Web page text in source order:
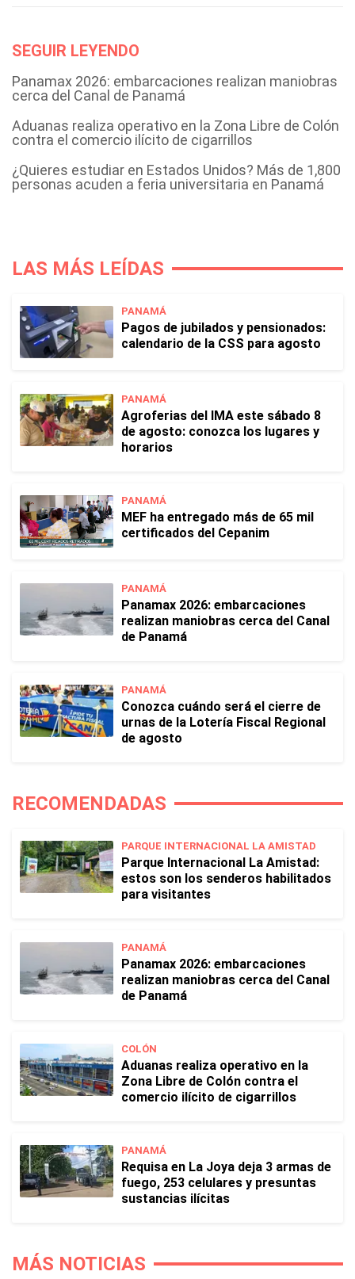
SEGUIR LEYENDO
Panamax 2026: embarcaciones realizan maniobras
cerca del Canal de Panamá
Aduanas realiza operativo en la Zona Libre de Colón
contra el comercio ilícito de cigarrillos
¿Quieres estudiar en Estados Unidos? Más de 1,800
personas acuden a feria universitaria en Panamá
LAS MÁS LEÍDAS
PANAMÁ
Pagos de jubilados y pensionados:
calendario de la CSS para agosto
PANAMÁ
Agroferias del IMA este sábado 8
de agosto: conozca los lugares y
horarios
PANAMÁ
MEF ha entregado más de 65 mil
certificados del Cepanim
PANAMÁ
Panamax 2026: embarcaciones
realizan maniobras cerca del Canal
de Panamá
PANAMÁ
Conozca cuándo será el cierre de
urnas de la Lotería Fiscal Regional
de agosto
RECOMENDADAS
PARQUE INTERNACIONAL LA AMISTAD
Parque Internacional La Amistad:
estos son los senderos habilitados
para visitantes
PANAMÁ
Panamax 2026: embarcaciones
realizan maniobras cerca del Canal
de Panamá
COLÓN
Aduanas realiza operativo en la
Zona Libre de Colón contra el
comercio ilícito de cigarrillos
PANAMÁ
Requisa en La Joya deja 3 armas de
fuego, 253 celulares y presuntas
sustancias ilícitas
MÁS NOTICIAS